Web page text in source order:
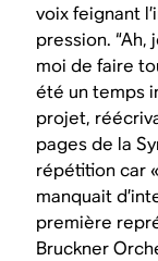
voix feignant
pression. “Ah,
moi de faire
été un temps
projet,
pages de la
répétition car
manquait
première
Bruckner